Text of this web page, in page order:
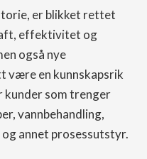
er blikket rettet
effektivitet og
også nye
være en kunnskapsrik
som trenger
vannbehandling,
annet prosessutstyr.